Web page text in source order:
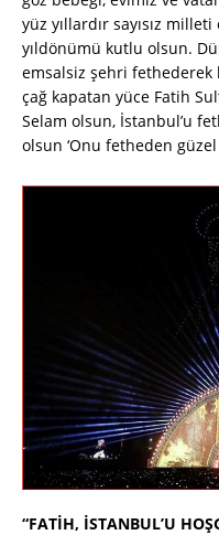
yüz yıllardır sayısız
yıldönümü kutlu olsun.
emsalsiz şehri fethederek
çağ kapatan yüce Fatih
Selam olsun, İstanbul’u
olsun ‘Onu fetheden
“FATİH, İSTANBUL’U